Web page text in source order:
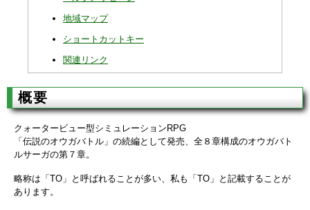
地域マップ
ショートカットキー
関連リンク
概要
クォータービュー型シミュレーションRPG
「伝説のオウガバトル」の続編として発売、全８章構成のオウガバト
ルサーガの第７章。
略称は「TO」と呼ばれることが多い、私も「TO」と記載することが
あります。